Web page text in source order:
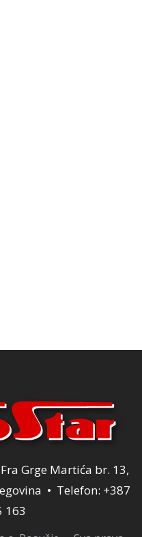
Grge Martića br. 13,
• Telefon: +387
163